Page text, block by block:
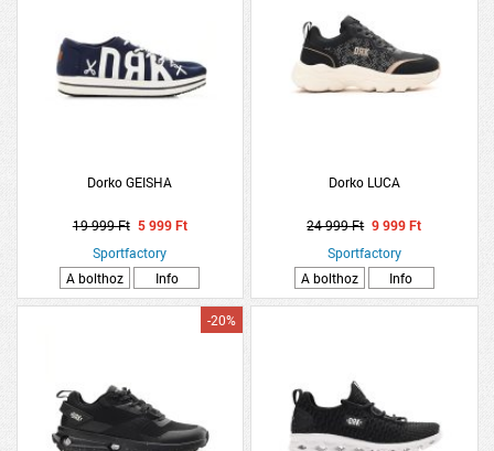
Dorko GEISHA
19 999 Ft 5 999 Ft
Sportfactory
A bolthoz
Info
Dorko LUCA
24 999 Ft 9 999 Ft
Sportfactory
A bolthoz
Info
-20%